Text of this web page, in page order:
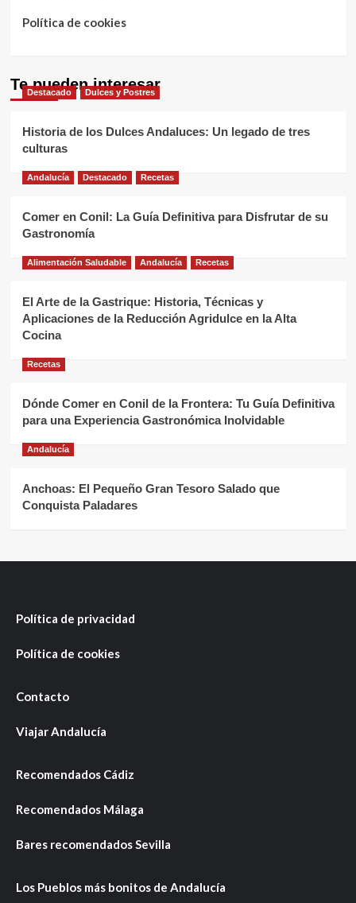
Política de cookies
Te pueden interesar
Destacado Dulces y Postres
Historia de los Dulces Andaluces: Un legado de tres
culturas
Andalucía Destacado Recetas
Comer en Conil: La Guía Definitiva para Disfrutar de su
Gastronomía
Alimentación Saludable Andalucía Recetas
El Arte de la Gastrique: Historia, Técnicas y
Aplicaciones de la Reducción Agridulce en la Alta
Cocina
Recetas
Dónde Comer en Conil de la Frontera: Tu Guía Definitiva
para una Experiencia Gastronómica Inolvidable
Andalucía
Anchoas: El Pequeño Gran Tesoro Salado que
Conquista Paladares
Política de privacidad
Política de cookies
Contacto
Viajar Andalucía
Recomendados Cádiz
Recomendados Málaga
Bares recomendados Sevilla
Los Pueblos más bonitos de Andalucía